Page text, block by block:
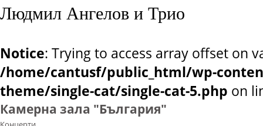
Людмил Ангелов и Трио
Notice: Trying to access array offset on
/home/cantusf/public_html/wp-
theme/single-cat/single-cat-5.php on
Камерна зала "България"